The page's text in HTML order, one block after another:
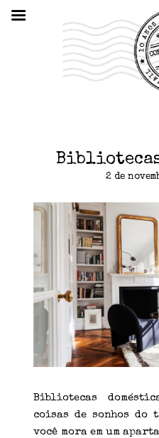
2 de
Bibliotecas
coisas de sonhos do
você mora em um